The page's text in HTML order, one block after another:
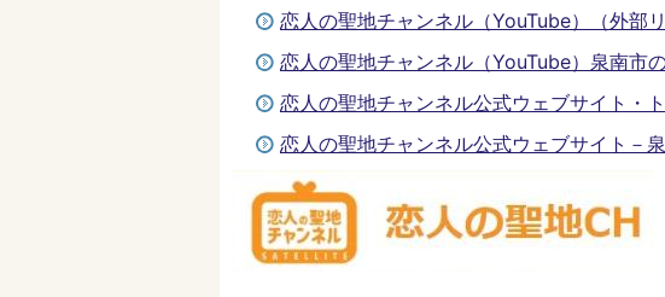
恋人の聖地チャンネル（YouTube）（外部リ
恋人の聖地チャンネル（YouTube）泉南市
恋人の聖地チャンネル公式ウェブサイト・
恋人の聖地チャンネル公式ウェブサイト－